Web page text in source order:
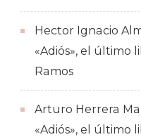
Hector Ignacio
«Adiós», el último
Ramos
Arturo Herrera
«Adiós», el último